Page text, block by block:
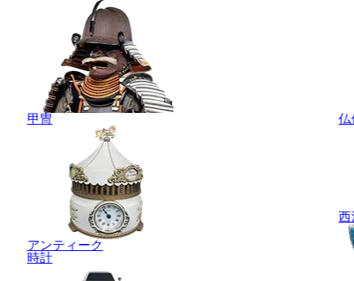
甲冑
アンティーク
時計
仏
西